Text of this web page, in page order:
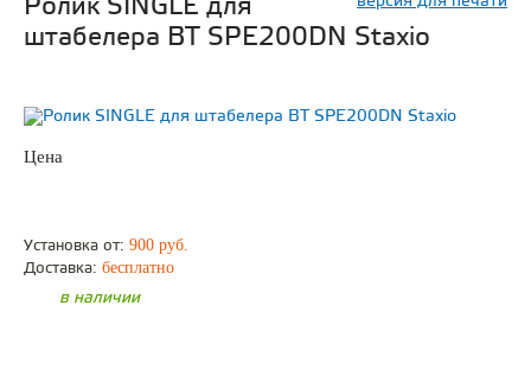
Ролик SINGLE для
штабелера BT SPE200DN Staxio
Цена
Установка от: 900 руб.
Доставка: бесплатно
в наличии